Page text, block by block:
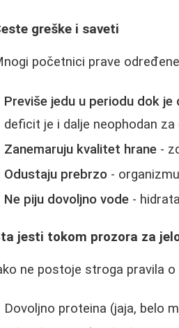
greške i saveti
početnici prave
Previše jedu u periodu dok je
deficit je i dalje neophodan
Zanemaruju kvalitet hrane -
Odustaju prebrzo -
Ne piju dovoljno vode -
jesti tokom prozora za
ne postoje stroga pravila
Dovoljno proteina (jaja, belo